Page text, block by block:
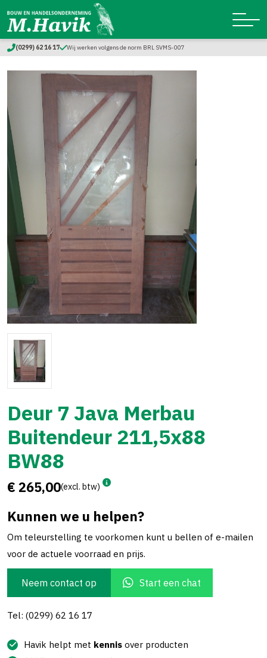
(0299) 62 16 17 Wij werken volgens de norm BRL SVMS-007
Deur 7 Java Merbau
Buitendeur 211,5x88
BW88
€ 265,00(excl. btw)
Kunnen we u helpen?
Om teleurstelling te voorkomen kunt u bellen of e-mailen
voor de actuele voorraad en prijs.
Neem contact op Start een chat
Tel: (0299) 62 16 17
Havik helpt met kennis over producten